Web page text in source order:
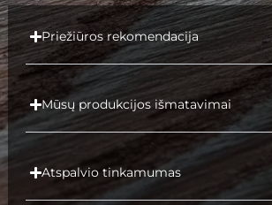
Priežiūros rekomendacija
Mūsų produkcijos išmatavimai
Atspalvio tinkamumas